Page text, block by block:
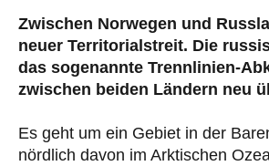
Zwischen Norwegen und
neuer Territorialstreit. Die
das sogenannte Trennlinien-
zwischen beiden Ländern neu
Es geht um ein Gebiet in der
nördlich davon im Arktischen